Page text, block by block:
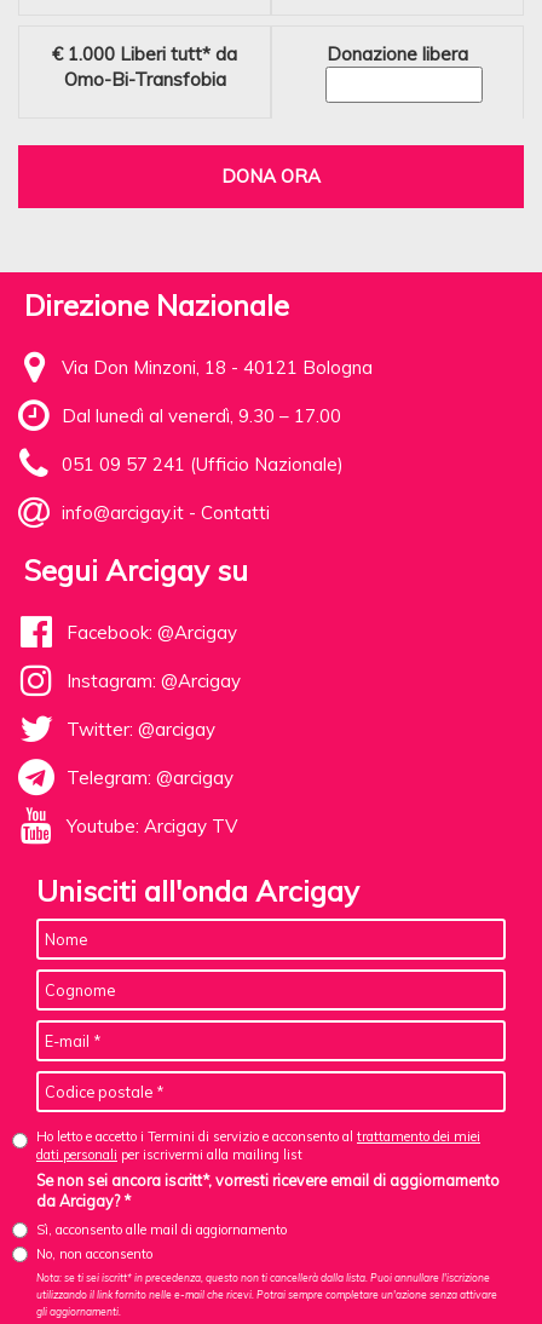
€ 1.000 Liberi tutt* da
Omo-Bi-Transfobia
Donazione libera
DONA ORA
Direzione Nazionale
Via Don Minzoni, 18 - 40121 Bologna
Dal lunedì al venerdì, 9.30 – 17.00
051 09 57 241 (Ufficio Nazionale)
info@arcigay.it - Contatti
Segui Arcigay su
Facebook: @Arcigay
Instagram: @Arcigay
Twitter: @arcigay
Telegram: @arcigay
Youtube: Arcigay TV
Unisciti all'onda Arcigay
Ho letto e accetto i Termini di servizio e acconsento al trattamento dei miei
dati personali per iscrivermi alla mailing list
Se non sei ancora iscritt*, vorresti ricevere email di aggiornamento
da Arcigay? *
Sì, acconsento alle mail di aggiornamento
No, non acconsento
Nota: se ti sei iscritt* in precedenza, questo non ti cancellerà dalla lista. Puoi annullare l'iscrizione
utilizzando il link fornito nelle e-mail che ricevi. Potrai sempre completare un'azione senza attivare
gli aggiornamenti.